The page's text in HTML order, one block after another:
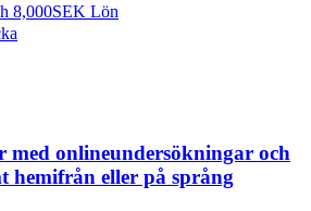
8,000SEK Lön
med onlineundersökningar och
hemifrån eller på språng